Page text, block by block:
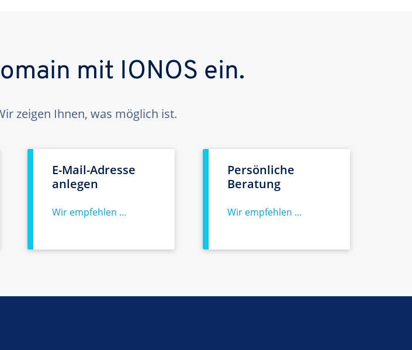
mit IONOS ein.
zeigen Ihnen, was möglich ist.
E-Mail-Adresse
anlegen
Wir empfehlen ...
Persönliche
Beratung
Wir empfehlen ...